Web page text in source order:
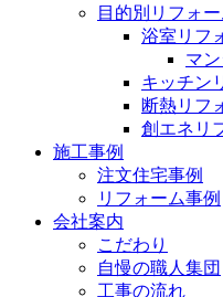
目的別リフォー
浴室リフ
マ
キッチン
断熱リフ
創エネリ
施工事例
注文住宅事例
リフォーム事例
会社案内
こだわり
自慢の職人集団
工事の流れ